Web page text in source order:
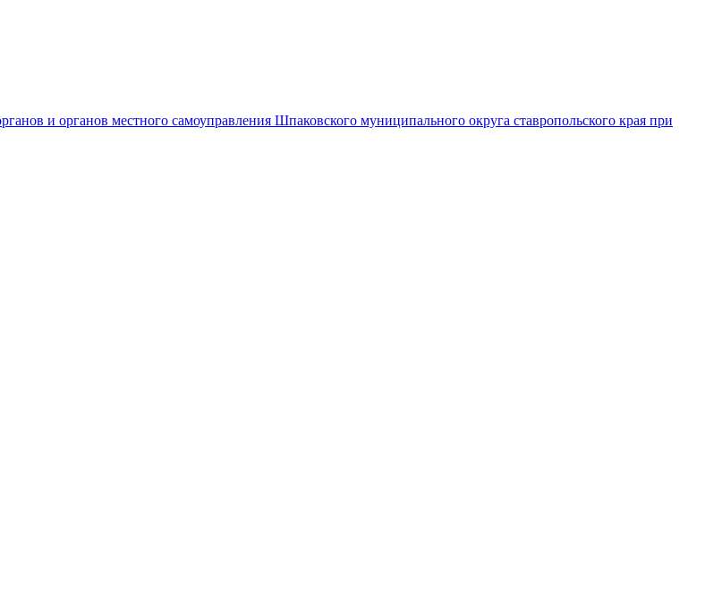
и органов местного самоуправления Шпаковского муниципального округа ставропольского края при